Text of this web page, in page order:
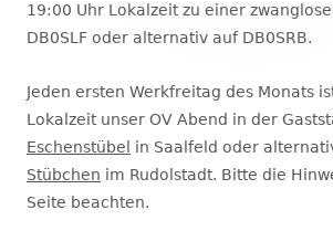
19:00 Uhr Lokalzeit zu einer
DB0SLF oder alternativ auf DB0SRB.
Jeden ersten Werkfreitag des Monats
Lokalzeit unser OV Abend in der
Eschenstübel
in Saalfeld oder
Stübchen im Rudolstadt. Bitte die
Seite beachten.